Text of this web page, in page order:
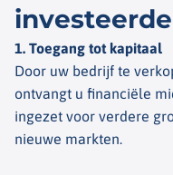
1. Toegang tot kapitaal
Door uw bedrijf te
ontvangt u financiële
ingezet voor verdere
nieuwe markten.